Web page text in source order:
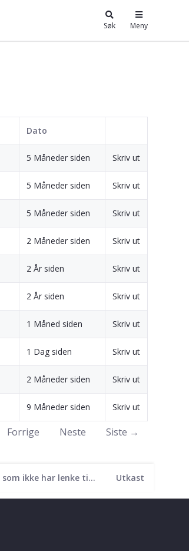
Søk Meny
Sider som ikke har lenke til seg Utkast
Dato
5 Måneder siden Skriv ut
5 Måneder siden Skriv ut
5 Måneder siden Skriv ut
2 Måneder siden Skriv ut
2 År siden Skriv ut
2 År siden Skriv ut
1 Måned siden Skriv ut
1 Dag siden Skriv ut
2 Måneder siden Skriv ut
9 Måneder siden Skriv ut
Forrige Neste Siste →